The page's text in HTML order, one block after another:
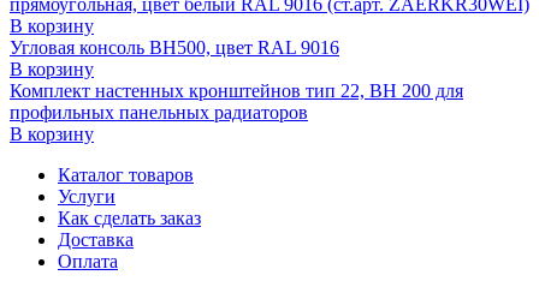
прямоугольная, цвет белый RAL 9016 (ст.арт. ZAERKR30WEI)
В корзину
Угловая консоль ВН500, цвет RAL 9016
В корзину
Комплект настенных кронштейнов тип 22, ВН 200 для
профильных панельных радиаторов
В корзину
Каталог товаров
Услуги
Как сделать заказ
Доставка
Оплата